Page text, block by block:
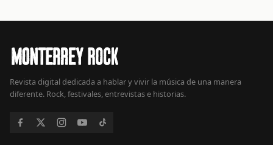
Revista digital dedicada a hablar y vivir la música de una manera
diferente. Rock, festivales, entrevistas e historias.